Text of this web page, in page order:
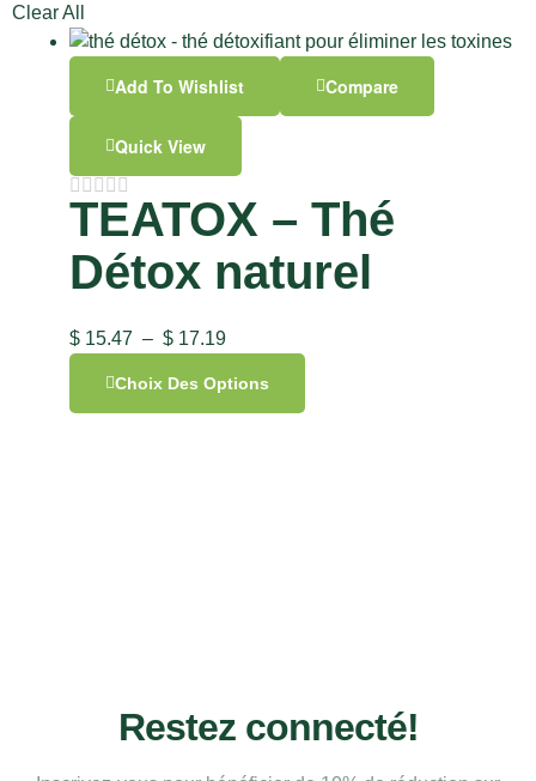
Clear All
Add To Wishlist Compare
Quick View
TEATOX – Thé
Détox naturel
$ 15.47 – $ 17.19
Choix Des Options
Restez connecté!